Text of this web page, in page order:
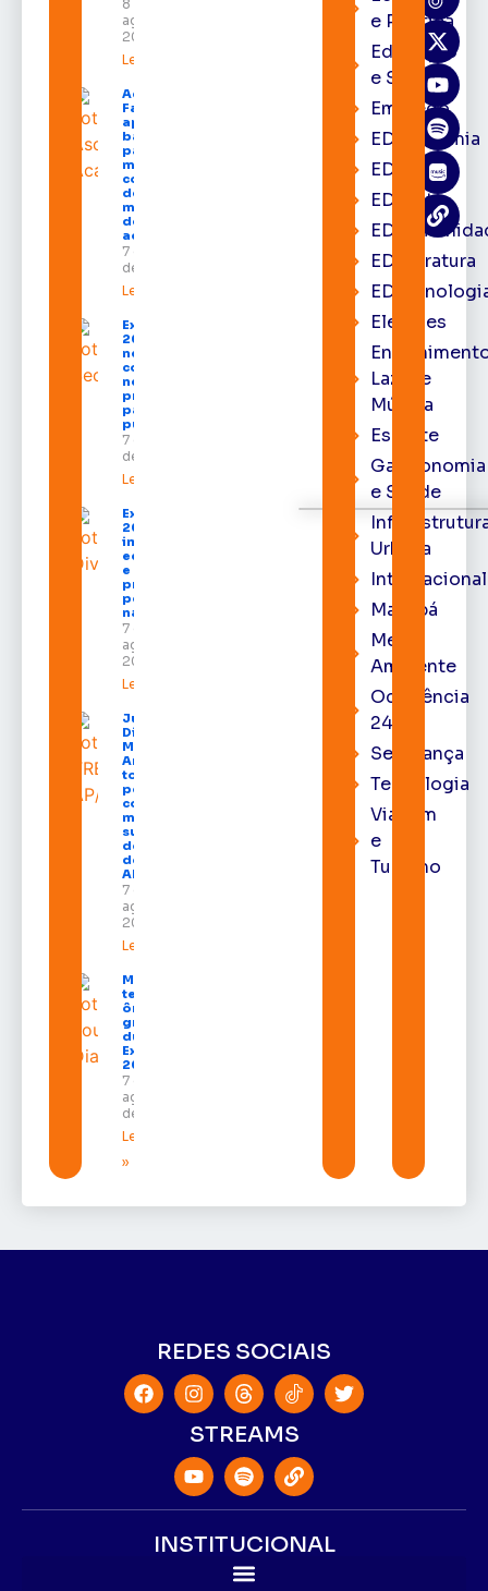
8 de
agosto de
2026
Leia mais »
Acácio
Favacho
apresenta
balanço
parcial do
mandato
com mais
de R$ 668
milhões
destinados
ao Amapá
7 de agosto
de 2026
Leia mais »
Expofeira
2026 começa
neste sábado
com shows,
negócios e
programação
para todos os
públicos
7 de agosto
de 2026
Leia mais »
Expofeira
2026
impulsiona
economia
e aumenta
procura
por hotéis
na capital
7 de
agosto de
2026
Leia mais »
Juiz
Diego
Moura de
Araújo
toma
posse
como
membro
substituto
do Pleno
do TRE-
AP
7 de
agosto de
2026
Leia mais »
Macapá
terá
ônibus
gratuitos
durante a
Expofeira
2026
7 de
agosto
de 2026
Leia mais
»
e Política
Educação
e Saúde
Emprego
EDacademia
EDbrasília
EDcast
EDliteratura
Eleições
Lazer e
Música
Esporte
Gastronomia
e Saúde
Urbana
Internacional
Macapá
Meio
Ambiente
Ocorrência
24h
Segurança
Tecnologia
Viagem
e
Turismo
REDES SOCIAIS
STREAMS
INSTITUCIONAL